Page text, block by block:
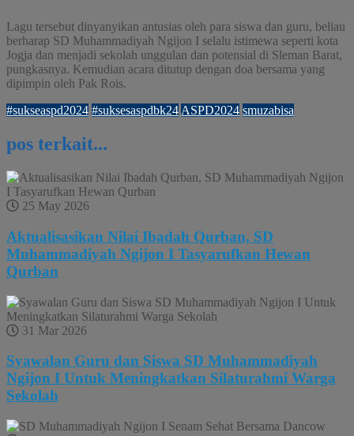
Lagu tersebut dinyanyikan antusias oleh para siswa dan guru, beliau
berharap SD Muhammadiyah Ngijon I selalu istimewa seperti kota
Jogja dan menjadi sekolah unggulan dan potensial di Sleman Barat,
pungkasnya. Kemudian acara ditutup dengan doa bersama yang
dipimpin oleh Pak Rois.
#sukseaspd2024 #suksesaspdbk24ASPD2024 smuzabisa
pos terkait...
25 May 2026
Aktualisasikan Nilai Ibadah Qurban, SD
Muhammadiyah Ngijon I Tasyarufkan Hewan
Qurban
31 Mar 2026
Syawalan Guru dan Siswa SD Muhammadiyah
Ngijon I Untuk Meningkatkan Silaturahmi Warga
Sekolah